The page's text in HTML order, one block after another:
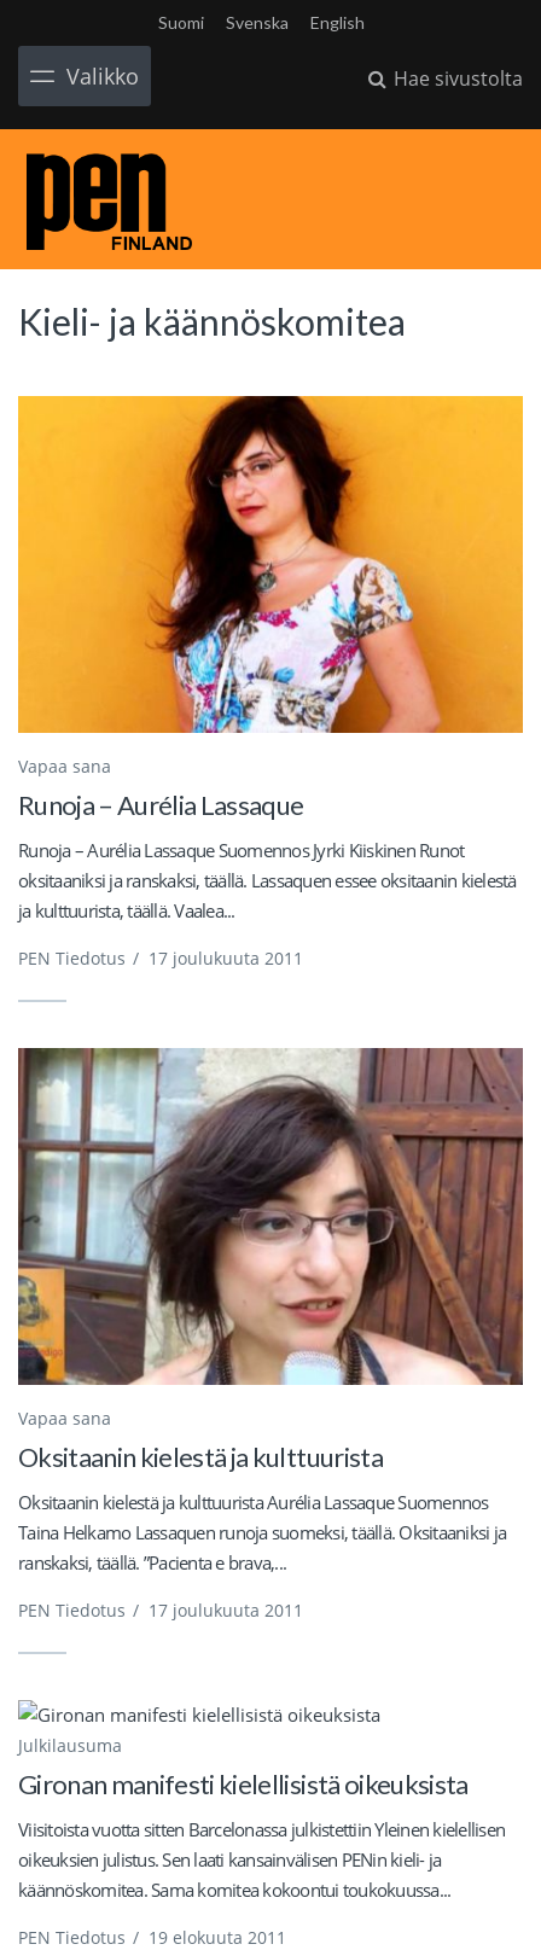
Suomi Svenska English
Valikko Hae sivustolta
Kieli- ja käännöskomitea
Vapaa sana
Runoja – Aurélia Lassaque
Runoja – Aurélia Lassaque Suomennos Jyrki Kiiskinen Runot
oksitaaniksi ja ranskaksi, täällä. Lassaquen essee oksitaanin kielestä
ja kulttuurista, täällä. Vaalea...
PEN Tiedotus / 17 joulukuuta 2011
Vapaa sana
Oksitaanin kielestä ja kulttuurista
Oksitaanin kielestä ja kulttuurista Aurélia Lassaque Suomennos
Taina Helkamo Lassaquen runoja suomeksi, täällä. Oksitaaniksi ja
ranskaksi, täällä. ”Pacienta e brava,...
PEN Tiedotus / 17 joulukuuta 2011
Julkilausuma
Gironan manifesti kielellisistä oikeuksista
Viisitoista vuotta sitten Barcelonassa julkistettiin Yleinen kielellisen
oikeuksien julistus. Sen laati kansainvälisen PENin kieli- ja
käännöskomitea. Sama komitea kokoontui toukokuussa...
PEN Tiedotus / 19 elokuuta 2011